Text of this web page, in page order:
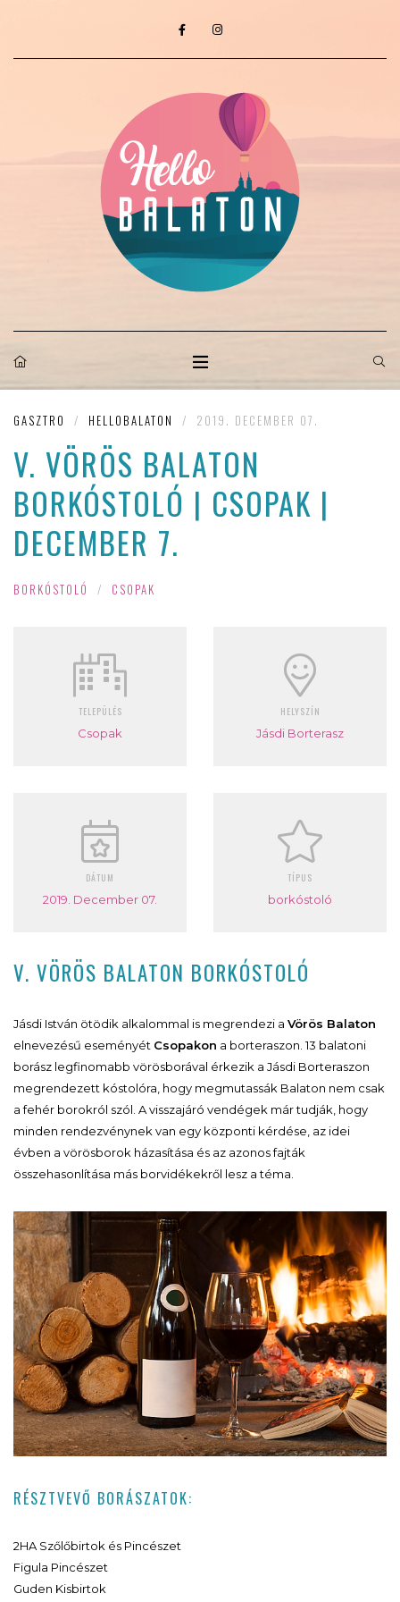
GASZTRO / HELLOBALATON / 2019. DECEMBER 07.
V. VÖRÖS BALATON
BORKÓSTOLÓ | CSOPAK |
DECEMBER 7.
BORKÓSTOLÓ / CSOPAK
TELEPÜLÉS
Csopak
HELYSZÍN
Jásdi Borterasz
DÁTUM
2019. December 07.
TÍPUS
borkóstoló
V. VÖRÖS BALATON BORKÓSTOLÓ
Jásdi István ötödik alkalommal is megrendezi a Vörös Balaton
elnevezésű eseményét Csopakon a borteraszon. 13 balatoni
borász legfinomabb vörösborával érkezik a Jásdi Borteraszon
megrendezett kóstolóra, hogy megmutassák Balaton nem csak
a fehér borokról szól. A visszajáró vendégek már tudják, hogy
minden rendezvénynek van egy központi kérdése, az idei
évben a vörösborok házasítása és az azonos fajták
összehasonlítása más borvidékekről lesz a téma.
RÉSZTVEVŐ BORÁSZATOK:
2HA Szőlőbirtok és Pincészet
Figula Pincészet
Guden Kisbirtok